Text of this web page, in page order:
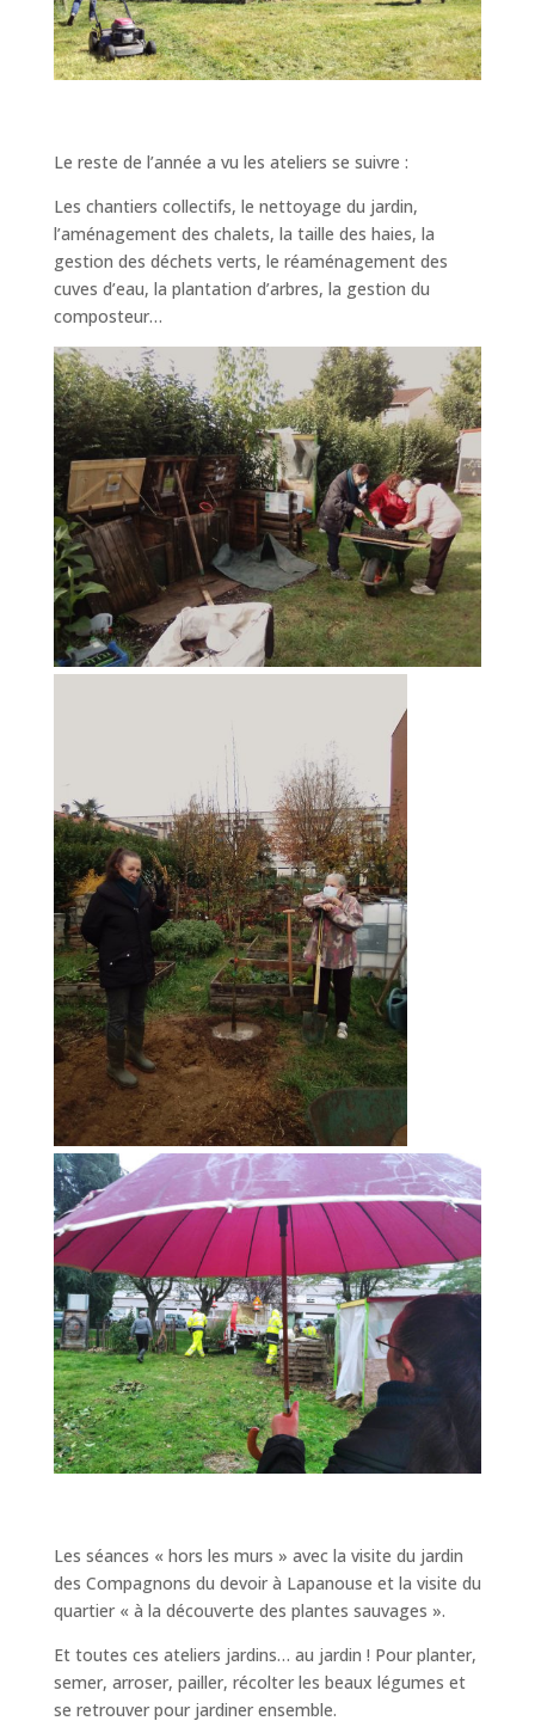
Le reste de l’année a vu les ateliers se suivre :
Les chantiers collectifs, le nettoyage du jardin,
l’aménagement des chalets, la taille des haies, la
gestion des déchets verts, le réaménagement des
cuves d’eau, la plantation d’arbres, la gestion du
composteur…
Les séances « hors les murs » avec la visite du jardin
des Compagnons du devoir à Lapanouse et la visite du
quartier « à la découverte des plantes sauvages ».
Et toutes ces ateliers jardins… au jardin ! Pour planter,
semer, arroser, pailler, récolter les beaux légumes et
se retrouver pour jardiner ensemble.